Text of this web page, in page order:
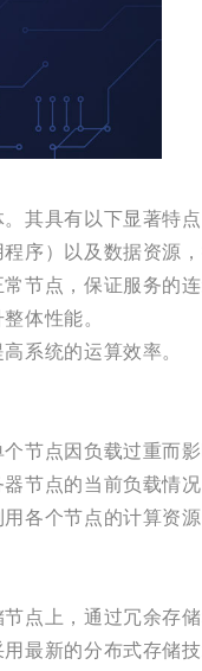
其具有以下显著特点
序）以及数据资源
节点，保证服务的连
体性能。
系统的运算效率。
节点因负载过重而
节点的当前负载情
各个节点的计算资
点上，通过冗余存
最新的分布式存储